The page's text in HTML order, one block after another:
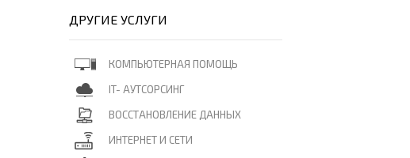
ДРУГИЕ УСЛУГИ
КОМПЬЮТЕРНАЯ ПОМОЩЬ
IT- АУТСОРСИНГ
ВОССТАНОВЛЕНИЕ ДАННЫХ
ИНТЕРНЕТ И СЕТИ